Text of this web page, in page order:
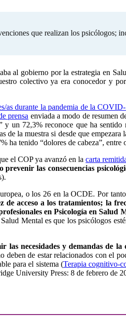
que realizan los
al gobierno por la estrategia en
colectivo ya era conocedor y
as durante la pandemia de la
prensa enviada a modo de resumen
un 72,3% reconoce que ha
la muestra si desde que
tenido “dolores de cabeza”,
el COP ya avanzó en lacarta
las consecuencias
o los 26 en la OCDE. Por
de acceso a los tratamientos; la
en Psicología en
Mental es que los psicólogos
necesidades y demandas de la
deben de estar relacionados con el
para el sistema (Terapia cognitivo-
University Press: 8 de febrero de